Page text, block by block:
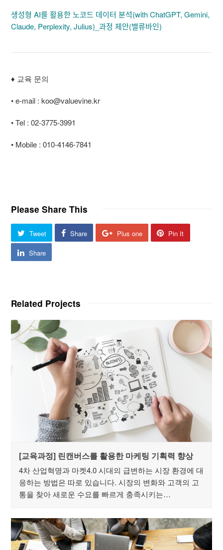
생성형 AI를 활용한 노코드 데이터 분석(with ChatGPT, Gemini,
Claude, Perplexity, Julius)_과정 제안(밸류바인)
♦ 교육 문의
• e-mail : koo@valuevine.kr
• Tel : 02-3775-3991
• Mobile : 010-4146-7841
Please Share This
Tweet Share Plus one Pin It
Share
Related Projects
[교육과정] 린캔버스를 활용한 마케팅 기획력 향상
4차 산업혁명과 마켓4.0 시대의 급변하는 시장 환경에 대
응하는 방법은 따로 있습니다. 시장의 변화와 고객의 고
통을 찾아 새로운 수요를 빠르게 충족시키는…